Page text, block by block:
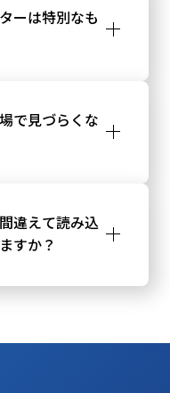
タップして修正
ます。
ーは特別なも
など）であれ
置してご利用い
で見づらくな
は、立ったまま
タンが大きめに設
違えて読み込
すか？